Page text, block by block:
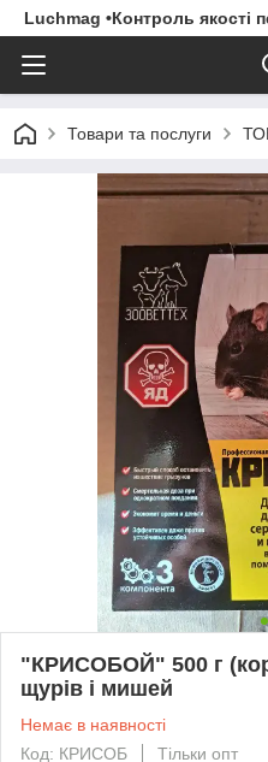
Luchmag •Контроль якості
Товари та послуги
"КРИСОБОЙ" 500 г
щурів і мишей
Немає в наявності
Код: КРИСОБ
Тільки опт